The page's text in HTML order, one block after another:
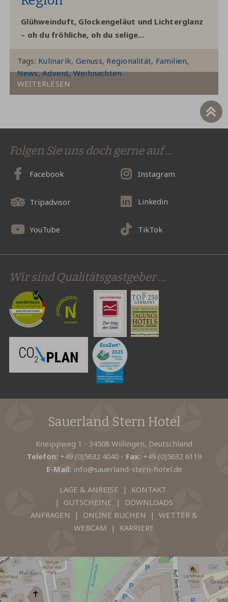
Glühweinduft, Glockengeläut und Lichterglanz
– oh du fröhliche, oh du selige...
Tags: Kulinarik Genuss Regionalität Familien
News Advent Weihnachten
WEITERLESEN
Folgen Sie uns doch gerne auf ...
Facebook Instagram
Tripadvisor Linkedin
YouTube TikTok
Wir sind Qualitätsgastgeber …
Sauerland Stern Hotel
Kneippweg 1 - 34508 Willingen, Deutschland
Telefon: +49 (0)5632 4040- Fax: +49 (0)5632 6119
E-Mail: info@sauerland-stern-hotel.de
LAGE & ANREISE | KONTAKT
| GUTSCHEINE | DOWNLOADS
ANFRAGEN | ONLINE BUCHEN | WETTER &
WEBCAM | KARRIERE